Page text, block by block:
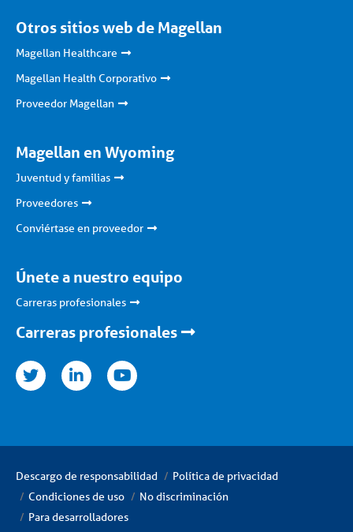
Otros sitios web de Magellan
Magellan Healthcare
Magellan Health Corporativo
Proveedor Magellan
Magellan en Wyoming
Juventud y familias
Proveedores
Conviértase en proveedor
Únete a nuestro equipo
Carreras profesionales
Carreras profesionales
youtube
Descargo de responsabilidad
Política de privacidad
Condiciones de uso
No discriminación
Para desarrolladores